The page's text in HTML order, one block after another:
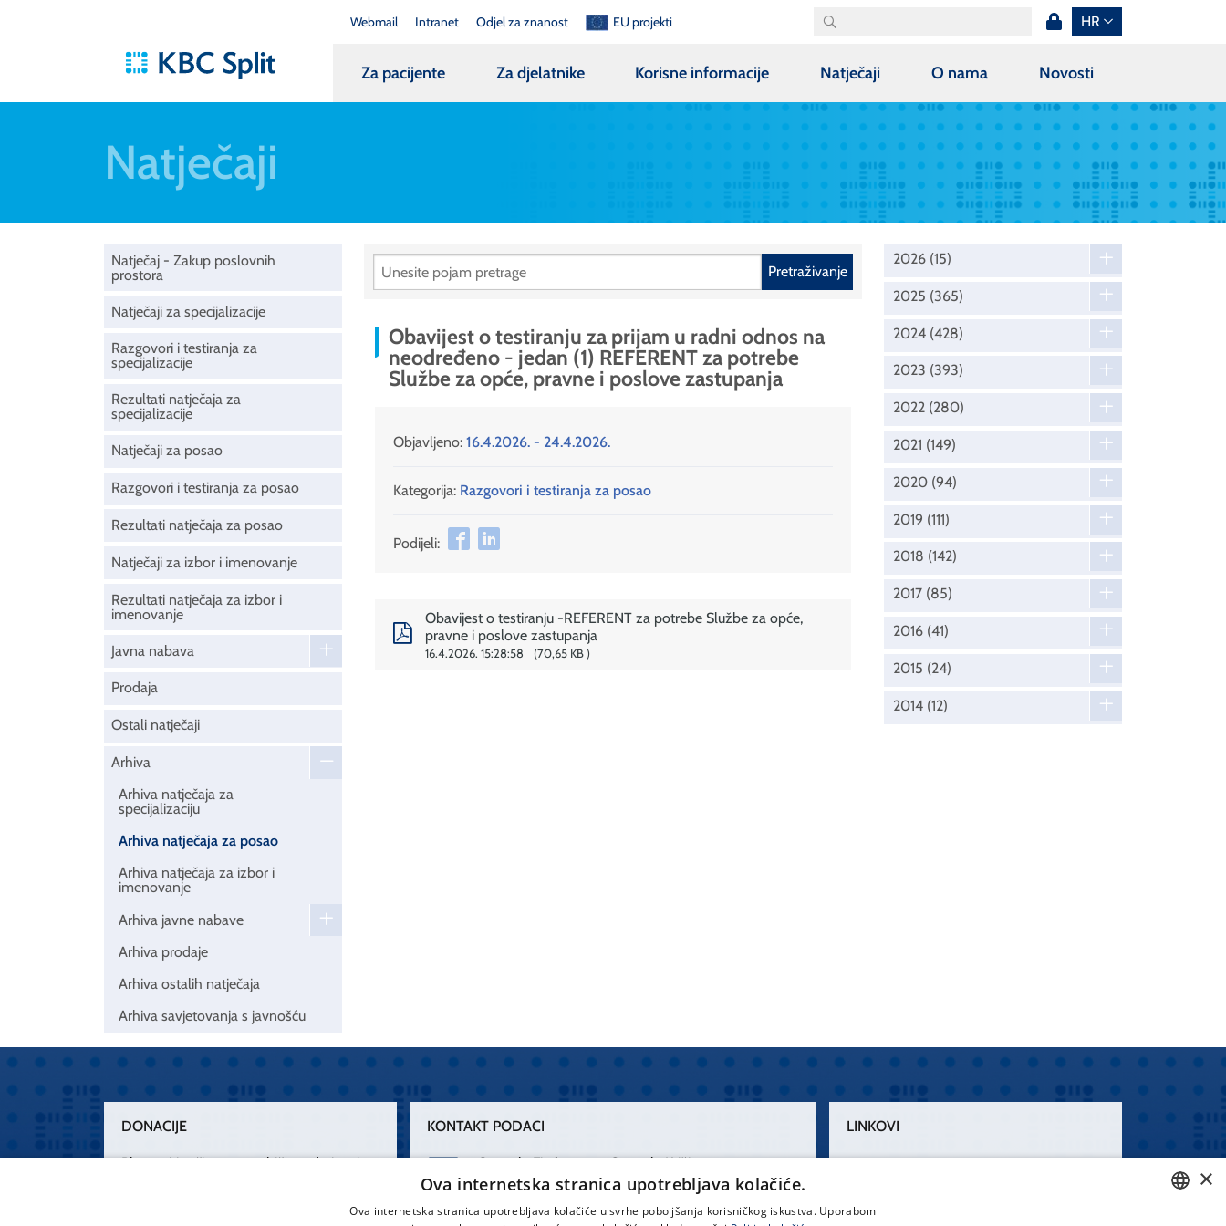
Webmail Intranet Odjel za znanost EU projekti HR
Za pacijente Za djelatnike Korisne informacije Natječaji O nama Novosti
Natječaji
Natječaj - Zakup poslovnih
prostora
Natječaji za specijalizacije
Razgovori i testiranja za
specijalizacije
Rezultati natječaja za
specijalizacije
Natječaji za posao
Razgovori i testiranja za posao
Rezultati natječaja za posao
Natječaji za izbor i imenovanje
Rezultati natječaja za izbor i
imenovanje
Javna nabava
Prodaja
Ostali natječaji
Arhiva
Arhiva natječaja za
specijalizaciju
Arhiva natječaja za posao
Arhiva natječaja za izbor i
imenovanje
Arhiva javne nabave
Arhiva prodaje
Arhiva ostalih natječaja
Arhiva savjetovanja s javnošću
Pretraživanje
Obavijest o testiranju za prijam u radni odnos na
neodređeno - jedan (1) REFERENT za potrebe
Službe za opće, pravne i poslove zastupanja
Objavljeno: 16.4.2026. - 24.4.2026.
Kategorija: Razgovori i testiranja za posao
Podijeli:
Obavijest o testiranju -REFERENT za potrebe Službe za opće,
pravne i poslove zastupanja
16.4.2026. 15:28:58 70,65 KB
2026 (15)
2025 (365)
2024 (428)
2023 (393)
2022 (280)
2021 (149)
2020 (94)
2019 (111)
2018 (142)
2017 (85)
2016 (41)
2015 (24)
2014 (12)
DONACIJE
Plemenitim činom nesebičnog darivanja
„Zarazimo“ se dobrotom, donirajmo od
KONTAKT PODACI
Centrala Firule
021 556 111
Centrala Križine
021 557 111
LINKOVI
×
Ova internetska stranica upotrebljava kolačiće.
Ova internetska stranica upotrebljava kolačiće u svrhe poboljšanja korisničkog iskustva. Uporabom